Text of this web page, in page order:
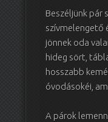
Beszéljünk pár
szívmelengető
jönnek oda
hideg sört,
hosszabb
óvodásokéi,
A párok